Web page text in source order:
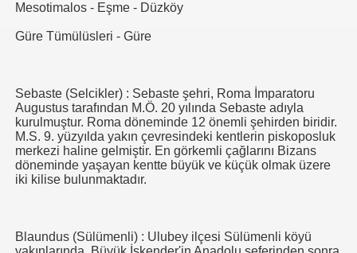
Mesotimalos - Eşme - Düzköy
Güre Tümülüsleri - Güre
Sebaste (Selcikler) : Sebaste şehri, Roma İmparatoru
Augustus tarafından M.Ö. 20 yılında Sebaste adıyla
kurulmuştur. Roma döneminde 12 önemli şehirden biridir.
M.S. 9. yüzyılda yakın çevresindeki kentlerin piskoposluk
merkezi haline gelmiştir. En görkemli çağlarını Bizans
döneminde yaşayan kentte büyük ve küçük olmak üzere
iki kilise bulunmaktadır.
Blaundus (Sülümenli) : Ulubey ilçesi Sülümenli köyü